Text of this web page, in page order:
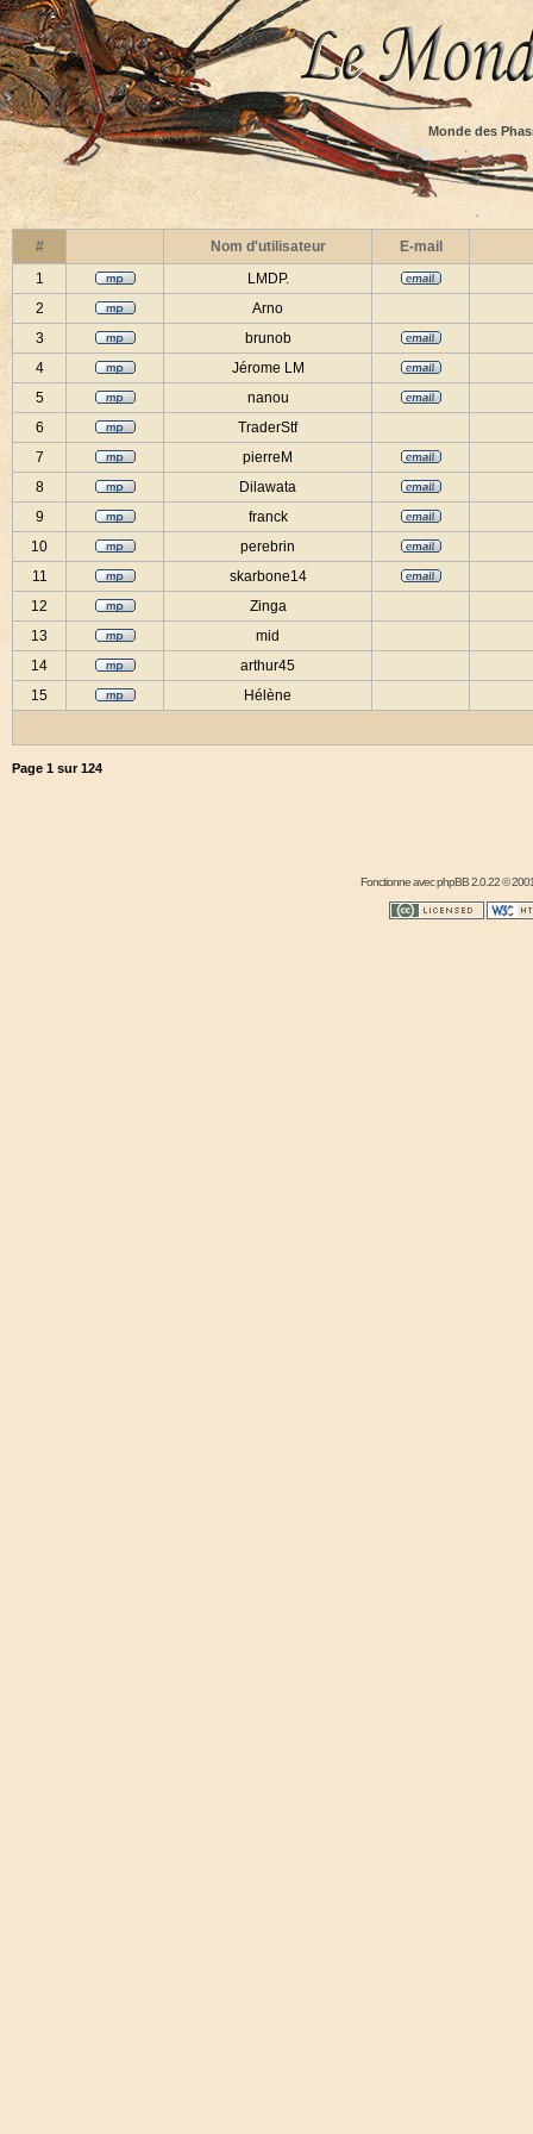
Monde des
# Nom d'utilisateur
E-mail
1
LMDP.
2
Arno
3
brunob
4
Jérome LM
5
nanou
6
TraderStf
7
pierreM
8
Dilawata
9
franck
10
perebrin
11
skarbone14
12
Zinga
13
mid
14
arthur45
15
Hélène
Page 1 sur124
Fonctionne avecphpBB2.0.22 ©